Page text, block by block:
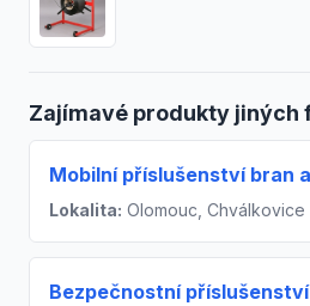
Zajímavé produkty jiných
Mobilní příslušenství bran
Lokalita: Olomouc, Chválkovice
Bezpečnostní